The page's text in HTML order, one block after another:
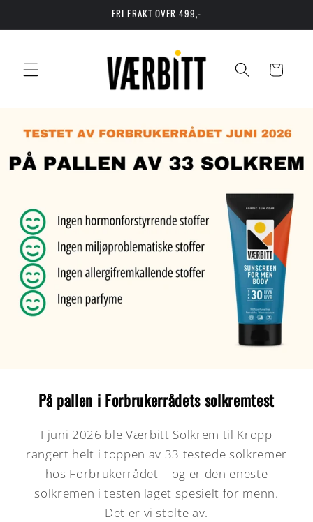
innholdet
FRI FRAKT OVER 499,-
Handlekurv
På pallen i Forbrukerrådets solkremtest
I juni 2026 ble Værbitt Solkrem til Kropp
rangert helt i toppen av 33 testede solkremer
hos Forbrukerrådet – og er den eneste
solkremen i testen laget spesielt for menn.
Det er vi stolte av.